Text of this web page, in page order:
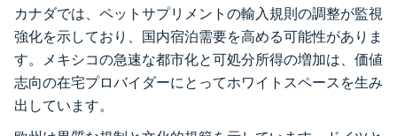
カナダでは、ペットサプリメントの輸入規則の調整が監視
強化を示しており、国内宿泊需要を高める可能性がありま
す。メキシコの急速な都市化と可処分所得の増加は、価値
志向の在宅プロバイダーにとってホワイトスペースを生み
出しています。